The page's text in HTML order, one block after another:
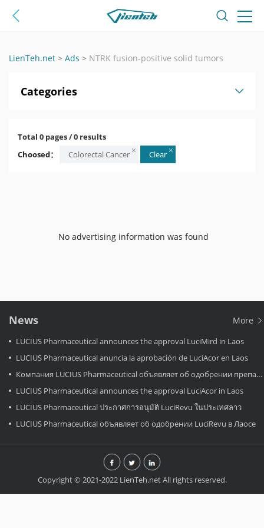
LienTeh.net > Ads > NTRK fusion-positive solid tumors
Categories
Total 0 pages / 0 results
Choosed：
Colorectal Cancer Clear
No advertising information was found
News More
LUCIUS Pharmaceutical announces the approval LuciMird in Laos
LUCIUS Pharmaceutical anuncia la aprobación de LuciAcor en Laos
Компания LUCIUS Pharmaceutical объявляет об одобрении препарата LuciAcor в Лаосе.
LUCIUS Pharmaceutical announces the approval LuciAcor in Laos
LUCIUS Pharmaceutical ประกาศการอนุมัติ LuciRevu ในประเทศลาว
LUCIUS Pharmaceutical объявляет об одобрении LuciRevu в Лаосе
Copyright © 2021-2022 LienTeh.net All rights reserved.